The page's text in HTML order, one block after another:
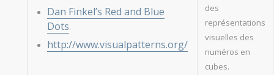
Dan Finkel’s Red and Blue
Dots.
http://www.visualpatterns.org/
des
représentations
visuelles des
numéros en
cubes.